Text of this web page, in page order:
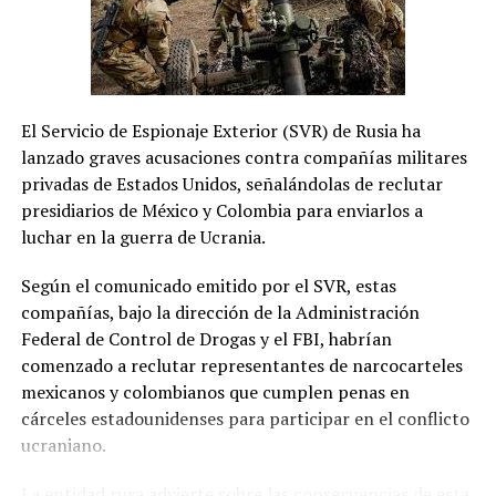
El Servicio de Espionaje Exterior (SVR) de Rusia ha
lanzado graves acusaciones contra compañías militares
privadas de Estados Unidos, señalándolas de reclutar
presidiarios de México y Colombia para enviarlos a
luchar en la guerra de Ucrania.
Según el comunicado emitido por el SVR, estas
compañías, bajo la dirección de la Administración
Federal de Control de Drogas y el FBI, habrían
comenzado a reclutar representantes de narcocarteles
mexicanos y colombianos que cumplen penas en
cárceles estadounidenses para participar en el conflicto
ucraniano.